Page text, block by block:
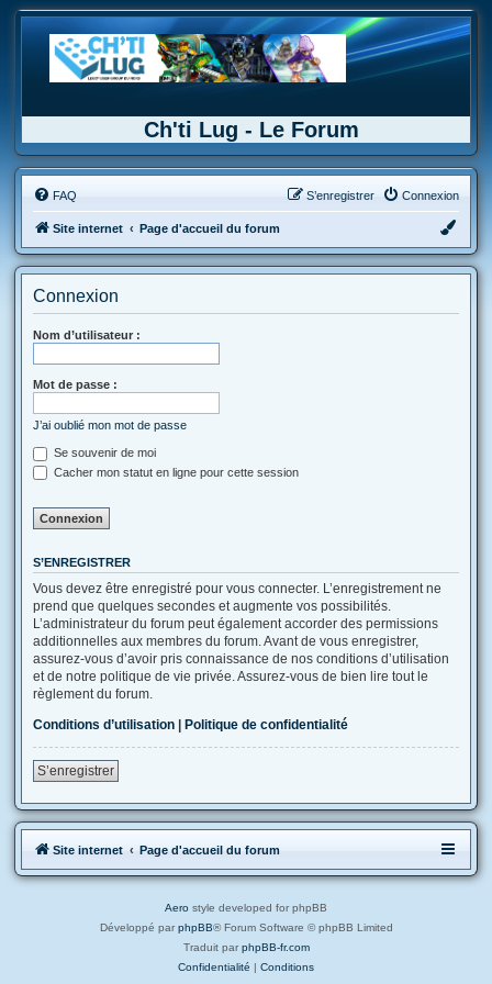
Ch'ti Lug - Le Forum
FAQ Connexion
S’enregistrer
Site internet Page d'accueil du forum
Connexion
Nom d’utilisateur :
Mot de passe :
J’ai oublié mon mot de passe
Se souvenir de moi
Cacher mon statut en ligne pour cette session
S’ENREGISTRER
Vous devez être enregistré pour vous connecter. L’enregistrement ne
prend que quelques secondes et augmente vos possibilités.
L’administrateur du forum peut également accorder des permissions
additionnelles aux membres du forum. Avant de vous enregistrer,
assurez-vous d’avoir pris connaissance de nos conditions d’utilisation
et de notre politique de vie privée. Assurez-vous de bien lire tout le
règlement du forum.
Conditions d’utilisation | Politique de confidentialité
S’enregistrer
Site internet Page d'accueil du forum
Aero style developed for phpBB
Développé par phpBB® Forum Software © phpBB Limited
Traduit par phpBB-fr.com
Confidentialité | Conditions